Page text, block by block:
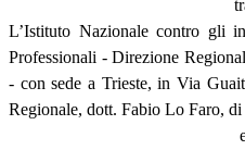
L’Istituto Nazionale contro gli
Professionali - Direzione
- con sede a Trieste, in Via
Regionale, dott. Fabio Lo Faro,